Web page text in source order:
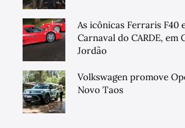
As icônicas Ferraris F40
Carnaval do CARDE, em
Jordão
Volkswagen promove
Novo Taos